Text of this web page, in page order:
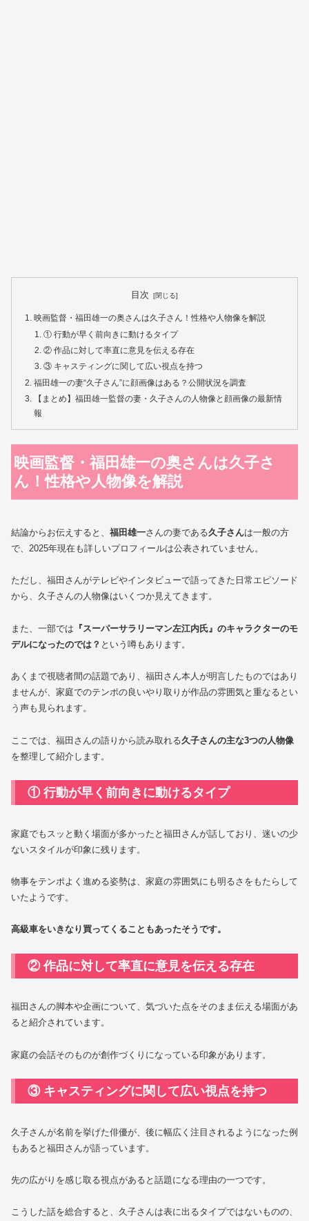
目次
映画監督・福田雄一の奥さんは久子さん！性格や人物像を解説
① 行動が早く前向きに動けるタイプ
② 作品に対して率直に意見を伝える存在
③ キャスティングに関して広い視点を持つ
福田雄一の妻“久子さん”に顔画像はある？公開状況を調査
【まとめ】福田雄一監督の妻・久子さんの人物像と顔画像の最新情
報
映画監督・福田雄一の奥さんは久子さ
ん！性格や人物像を解説
結論からお伝えすると、 福田雄一さんの妻である久子さんは一般の方
で、2025年現在も詳しいプロフィールは公表されていません。
ただし、福田さんがテレビやインタビューで語ってきた日常エピソード
から、久子さんの人物像はいくつか見えてきます。
また、一部では 『スーパーサラリーマン左江内氏』のキャラクターのモ
デルになったのでは？ という噂もあります。
あくまで視聴者間の話題であり、福田さん本人が明言したものではあり
ませんが、家庭でのテンポの良いやり取りが作品の雰囲気と重なるとい
う声も見られます。
ここでは、福田さんの語りから読み取れる久子さんの主な3つの人物像
を整理して紹介します。
① 行動が早く前向きに動けるタイプ
家庭でもスッと動く場面が多かったと福田さんが話しており、迷いの少
ないスタイルが印象に残ります。
物事をテンポよく進める姿勢は、家庭の雰囲気にも明るさをもたらして
いたようです。
高級車をいきなり買ってくることもあったそうです。
② 作品に対して率直に意見を伝える存在
福田さんの脚本や企画について、気づいた点をそのまま伝える場面があ
ると紹介されています。
家庭の会話そのものが創作づくりになっている印象があります。
③ キャスティングに関して広い視点を持つ
久子さんが名前を挙げた俳優が、後に幅広く注目されるようになった例
もあると福田さんが語っています。
先の広がりを感じ取る視点があると話題になる理由の一つです。
こうした話を総合すると、久子さんは表に出るタイプではないものの、